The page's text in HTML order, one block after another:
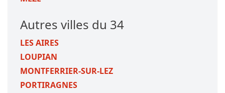
Autres villes du 34
LES AIRES
LOUPIAN
MONTFERRIER-SUR-LEZ
PORTIRAGNES